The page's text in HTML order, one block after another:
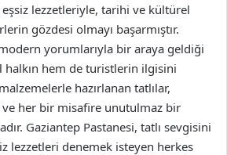
eşsiz lezzetleriyle, tarihi ve kültürel
gözdesi olmayı başarmıştır.
yorumlarıyla bir araya geldiği
halkın hem de turistlerin ilgisini
hazırlanan tatlılar,
ve her bir misafire unutulmaz bir
Gaziantep Pastanesi, tatlı sevgisini
lezzetleri denemek isteyen herkes